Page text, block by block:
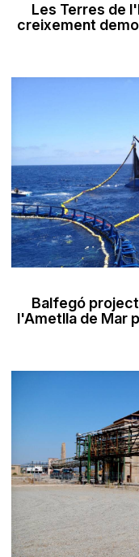
Les Terres de
creixement
Balfegó
l'Ametlla de Mar